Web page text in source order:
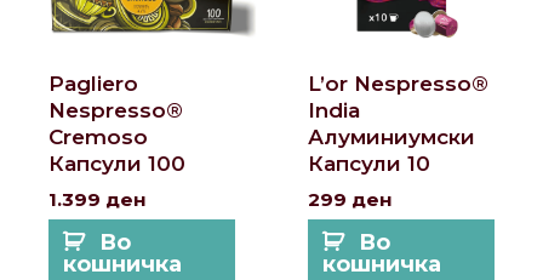
Pagliero
Nespresso®
Cremoso
Капсули 100
1.399 ден
Во
кошничка
L’or Nespresso®
India
Алуминиумски
Капсули 10
299 ден
Во
кошничка